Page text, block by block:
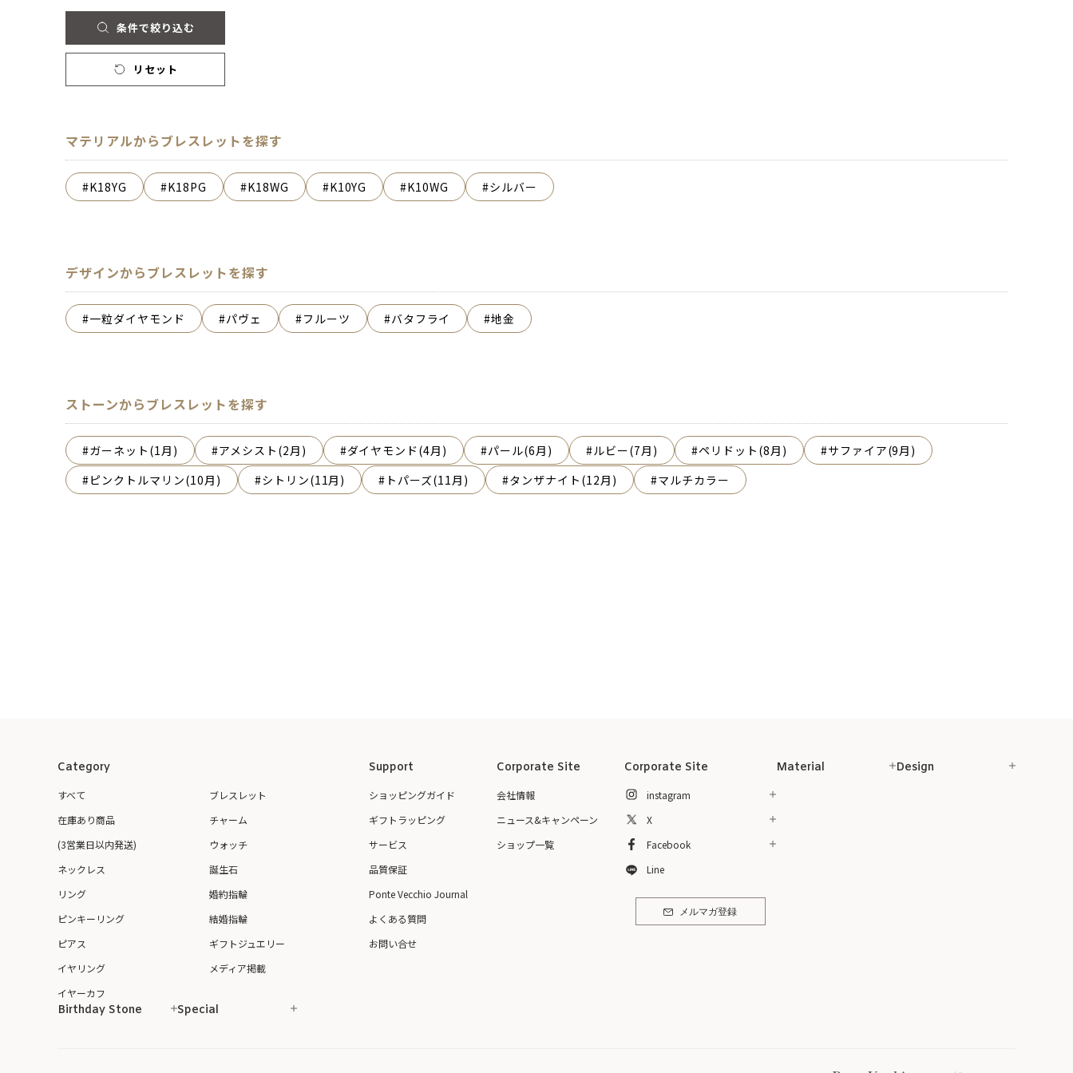
条件で絞り込む
リセット
マテリアルからブレスレットを探す
K18YG K18PG K18WG K10YG K10WG シルバー
デザインからブレスレットを探す
一粒ダイヤモンド パヴェ フルーツ バタフライ 地金
ストーンからブレスレットを探す
ガーネット(1月) アメシスト(2月) ダイヤモンド(4月) パール(6月) ルビー(7月) ペリドット(8月)
サファイア(9月)
ピンクトルマリン(10月)
シトリン(11月) トパーズ(11月) タンザナイト(12月) マルチカラー
Category
すべて
在庫あり商品
(3営業日以内発送)
ネックレス
リング
ピンキーリング
ピアス
イヤリング
イヤーカフ
ブレスレット
チャーム
ウォッチ
誕生石
婚約指輪
結婚指輪
ギフトジュエリー
メディア掲載
Support
ショッピングガイド
ギフトラッピング
サービス
品質保証
Ponte Vecchio Journal
よくある質問
お問い合せ
Corporate Site
会社情報
ニュース&キャンペーン
ショップ一覧
Corporate Site
instagram
X
Facebook
Line
メルマガ登録
Material Design
Birthday Stone Special